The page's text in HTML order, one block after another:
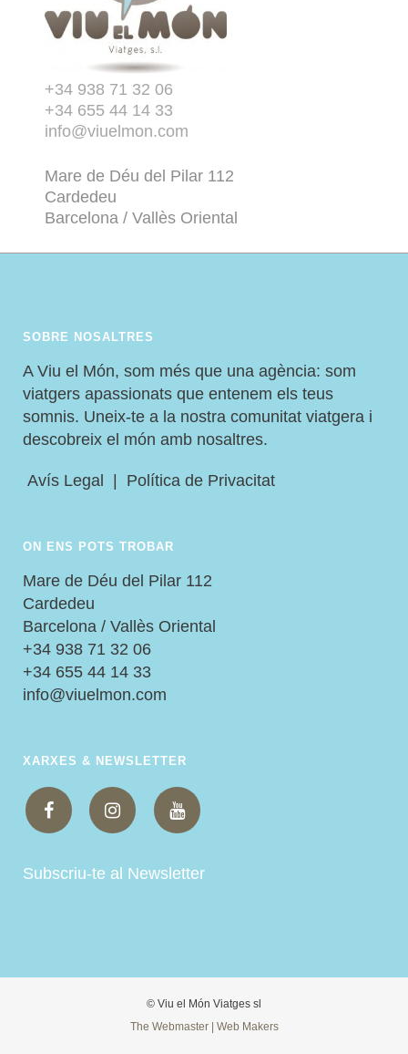
+34 938 71 32 06
+34 655 44 14 33
info@viuelmon.com
Mare de Déu del Pilar 112
Cardedeu
Barcelona / Vallès Oriental
SOBRE NOSALTRES
A Viu el Món, som més que una agència: som
viatgers apassionats que entenem els teus
somnis. Uneix-te a la nostra comunitat viatgera i
descobreix el món amb nosaltres.
Avís Legal Política de Privacitat
ON ENS POTS TROBAR
Mare de Déu del Pilar 112
Cardedeu
Barcelona / Vallès Oriental
+34 938 71 32 06
+34 655 44 14 33
info@viuelmon.com
XARXES & NEWSLETTER
Subscriu-te al Newsletter
© Viu el Món Viatges sl
The Webmaster | Web Makers